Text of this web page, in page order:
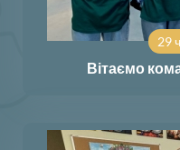
29
Вітаємо